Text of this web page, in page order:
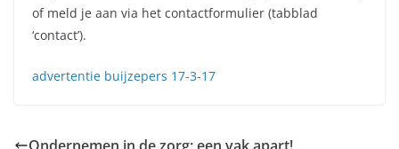
of meld je aan via het contactformulier (tabblad
‘contact’).
advertentie buijzepers 17-3-17